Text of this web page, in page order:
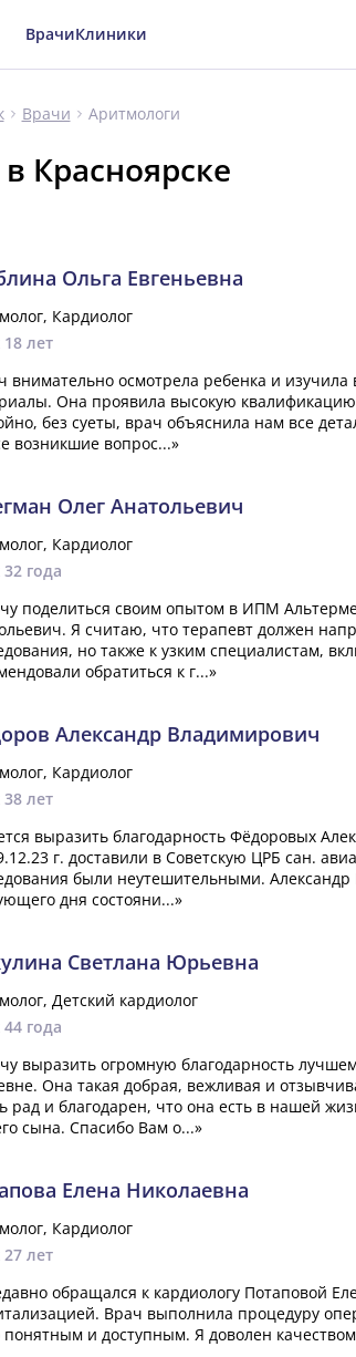
ВрачиКлиники
Врачи Аритмологи
Красноярске
Ольга Евгеньевна
Кардиолог
лет
внимательно осмотрела ребенка и
Она проявила высокую
без суеты, врач объяснила нам все
возникшие вопрос...»
Олег Анатольевич
Кардиолог
года
поделиться своим опытом в ИПМ
Я считаю, что терапевт должен
но также к узким специалистам,
обратиться к г...»
Александр Владимирович
Кардиолог
лет
выразить благодарность Фёдоровых
г. доставили в Советскую ЦРБ сан.
были неутешительными.
дня состояни...»
Светлана Юрьевна
Детский кардиолог
года
выразить огромную благодарность
Она такая добрая, вежливая и
рад и благодарен, что она есть в нашей
сына. Спасибо Вам о...»
Елена Николаевна
Кардиолог
лет
обращался к кардиологу Потаповой
Врач выполнила процедуру
и доступным. Я доволен качеством